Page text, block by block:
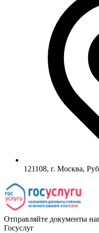
121108, г. Москва,
Отправляйте документы
Госуслуг